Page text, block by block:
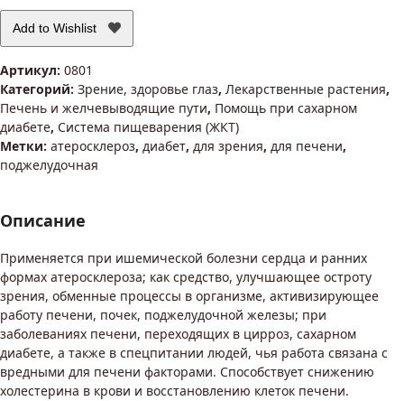
40г.Add to Wishlist
Артикул: 0801
Категорий: Зрение, здоровье глаз, Лекарственные растения,
Печень и желчевыводящие пути, Помощь при сахарном
диабете, Система пищеварения (ЖКТ)
Метки: атеросклероз, диабет, для зрения, для печени,
поджелудочная
Описание
Применяется при ишемической болезни сердца и ранних
формах атеросклероза; как средство, улучшающее остроту
зрения, обменные процессы в организме, активизирующее
работу печени, почек, поджелудочной железы; при
заболеваниях печени, переходящих в цирроз, сахарном
диабете, а также в спецпитании людей, чья работа связана с
вредными для печени факторами. Способствует снижению
холестерина в крови и восстановлению клеток печени.